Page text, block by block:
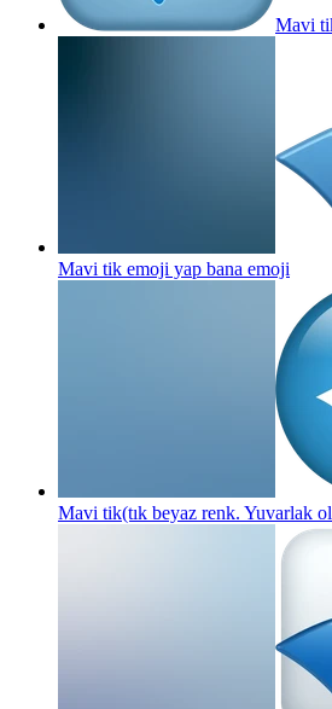
Mavi
Mavi tik emoji yap bana emoji
Mavi tik(tık beyaz renk. Yuvarlak